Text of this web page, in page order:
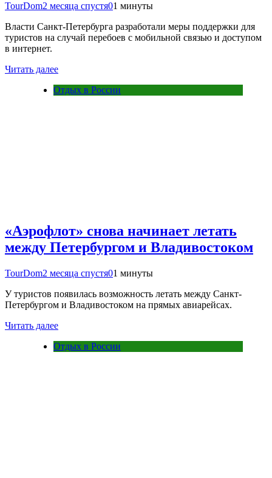
TourDom2 месяца спустя01 минуты
Власти Санкт-Петербурга разработали меры поддержки для
туристов на случай перебоев с мобильной связью и доступом
в интернет.
Читать далее
Отдых в России
«Аэрофлот» снова начинает летать
между Петербургом и Владивостоком
TourDom2 месяца спустя01 минуты
У туристов появилась возможность летать между Санкт-
Петербургом и Владивостоком на прямых авиарейсах.
Читать далее
Отдых в России